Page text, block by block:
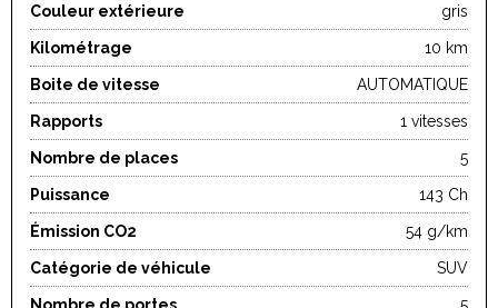
Couleur extérieure gris
Kilométrage 10 km
Boite de vitesse AUTOMATIQUE
Rapports 1 vitesses
Nombre de places 5
Puissance 143 Ch
Émission CO2 54 g/km
Catégorie de véhicule SUV